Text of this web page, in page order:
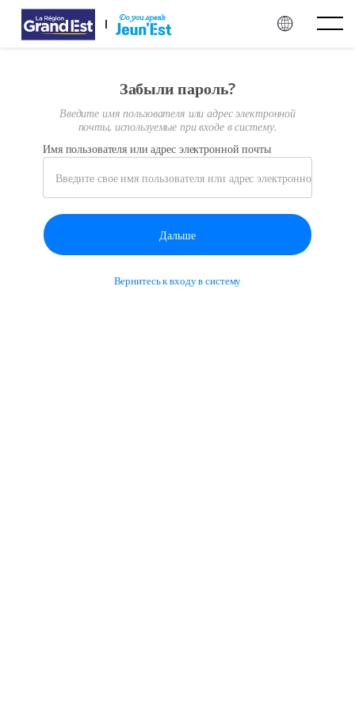
Перейти к основному содержанию
Забыли пароль?
Введите имя пользователя или адрес электронной
почты, используемые при входе в систему.
Имя пользователя или адрес электронной почты
Вернитесь к входу в систему